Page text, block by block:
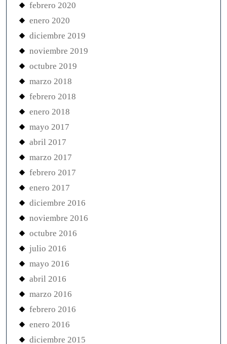
febrero 2020
enero 2020
diciembre 2019
noviembre 2019
octubre 2019
marzo 2018
febrero 2018
enero 2018
mayo 2017
abril 2017
marzo 2017
febrero 2017
enero 2017
diciembre 2016
noviembre 2016
octubre 2016
julio 2016
mayo 2016
abril 2016
marzo 2016
febrero 2016
enero 2016
diciembre 2015